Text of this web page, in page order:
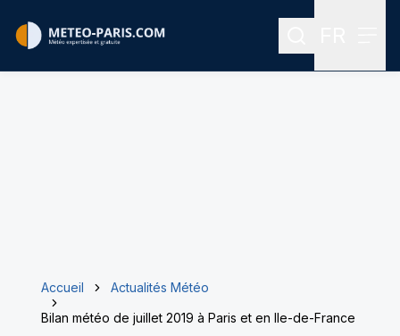
Rechercher
Accueil
Actualités Météo
Bilan météo de juillet 2019 à Paris et en Ile-de-France